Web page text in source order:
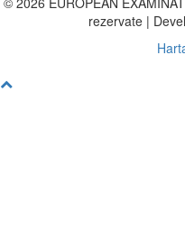
rezervate |